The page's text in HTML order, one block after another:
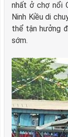
nhất ở chợ nổi
Ninh Kiều di
thể tận hưởng
sớm.